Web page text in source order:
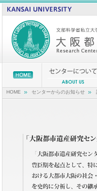
HOME センターからのお知らせ